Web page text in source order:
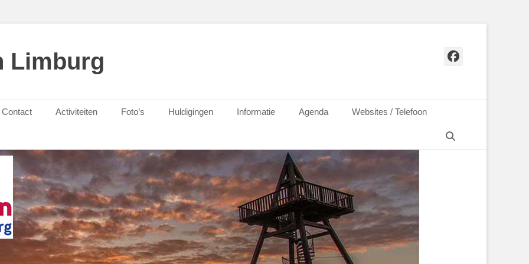
Limburg Facebook
Contact Activiteiten Foto’s Huldigingen Informatie Agenda
Websites / Telefoon